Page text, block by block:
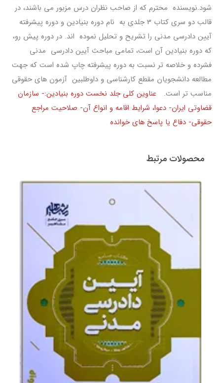
شود.نویسنده محترم که از صاحب نظران درس مزبور می باشند، در
قالب دو سری کتاب 3 جلدی به نام دوره بنیادین و دوره پیشرفته
آیین دادرسی مدنی را تشریح و تحلیل نموده اند. در دوره پیش رو،
که دوره بنيادين آن است، تمامی مباحث آیین دادرسی مدنی
فشرده و خلاصه تر نسبت به دوره پيشرفته چاپ شده است که جهت
مطالعه دانشجویان مقطع کارشناسی و داوطلبین آزمون های حقوقی
مناسب تر است. عناوین کلی جلد نخست دوره بنیادین:- سازمان
قضاوتی ایران- دعوا، شرایط اقامه و انواع آن- صلاحیت مراجع
حقوقی- دفاع یا پاسخ های خوانده
محصولات مرتبط